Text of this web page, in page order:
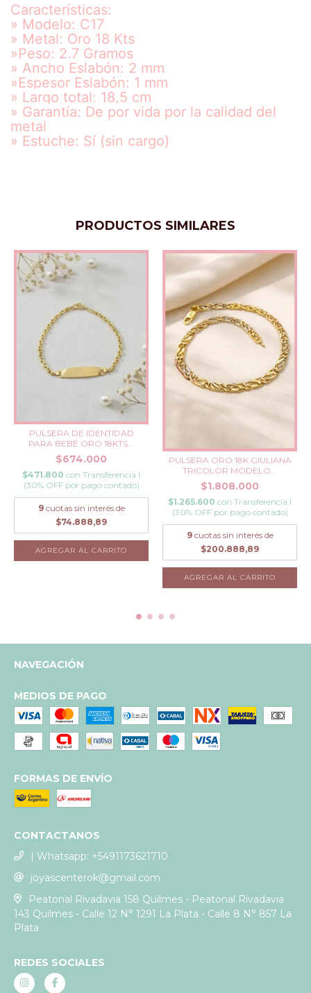
Características:
» Modelo: C17
» Metal: Oro 18 Kts
»Peso: 2.7 Gramos
» Ancho Eslabón: 2 mm
»Espesor Eslabón: 1 mm
» Largo total: 18,5 cm
» Garantía: De por vida por la calidad del
metal
» Estuche: Sí (sin cargo)
PRODUCTOS SIMILARES
PULSERA DE IDENTIDAD
PARA BEBÉ ORO 18KTS...
$674.000
$471.800 con Transferencia I
(30% OFF por pago contado)
9 cuotas sin interés de
$74.888,89
PULSERA ORO 18K GIULIANA
TRICOLOR MODELO...
$1.808.000
$1.265.600 con Transferencia I
(30% OFF por pago contado)
9 cuotas sin interés de
$200.888,89
NAVEGACIÓN
MEDIOS DE PAGO
FORMAS DE ENVÍO
CONTACTANOS
| Whatsapp: +5491173621710
joyascenterok@gmail.com
Peatonal Rivadavia 158 Quilmes - Peatonal Rivadavia
143 Quilmes - Calle 12 N° 1291 La Plata - Calle 8 N° 857 La
Plata
REDES SOCIALES